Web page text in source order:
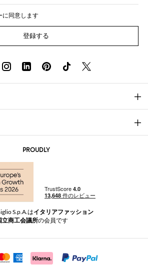
に同意します
登録する
PROUDLY
S.p.A.はイタリアファッション
立商工会議所の会員です